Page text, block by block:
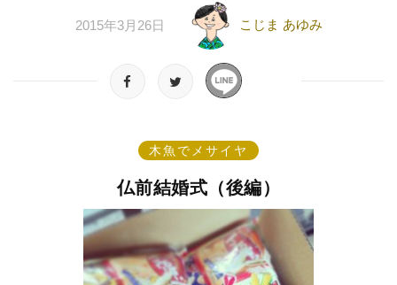
2015年3月26日 こじま あゆみ
木魚でメサイヤ
仏前結婚式（後編）